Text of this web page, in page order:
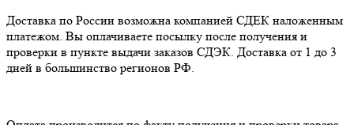
Доставка по России возможна компанией СДЕК наложенным
платежом. Вы оплачиваете посылку после получения и
проверки в пункте выдачи заказов СДЭК. Доставка от 1 до 3
дней в большинство регионов РФ.